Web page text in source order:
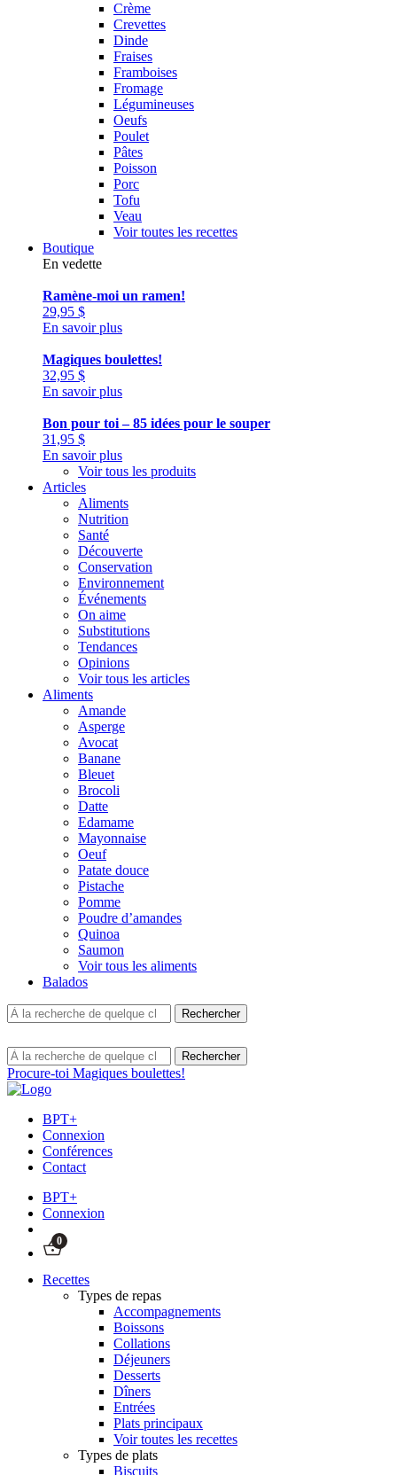
Crème
Crevettes
Dinde
Fraises
Framboises
Fromage
Légumineuses
Oeufs
Poulet
Pâtes
Poisson
Porc
Tofu
Veau
Voir toutes les recettes
Boutique
En vedette
Ramène-moi un ramen!
29,95 $
En savoir plus
Magiques boulettes!
32,95 $
En savoir plus
Bon pour toi – 85 idées pour le souper
31,95 $
En savoir plus
Voir tous les produits
Articles
Aliments
Nutrition
Santé
Découverte
Conservation
Environnement
Événements
On aime
Substitutions
Tendances
Opinions
Voir tous les articles
Aliments
Amande
Asperge
Avocat
Banane
Bleuet
Brocoli
Datte
Edamame
Mayonnaise
Oeuf
Patate douce
Pistache
Pomme
Poudre d’amandes
Quinoa
Saumon
Voir tous les aliments
Balados
Procure-toi Magiques boulettes!
BPT+
Connexion
Conférences
Contact
BPT+
Connexion
0
Recettes
Types de repas
Accompagnements
Boissons
Collations
Déjeuners
Desserts
Dîners
Entrées
Plats principaux
Voir toutes les recettes
Types de plats
Biscuits